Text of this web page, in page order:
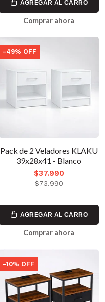
AGREGAR AL CARRO
Comprar ahora
-49% OFF
Pack de 2 Veladores KLAKU
39x28x41 - Blanco
$37.990
$73.990
AGREGAR AL CARRO
Comprar ahora
-10% OFF